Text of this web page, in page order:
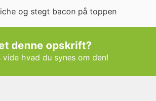
og stegt bacon på toppen
denne opskrift?
videhvad du synes om den!